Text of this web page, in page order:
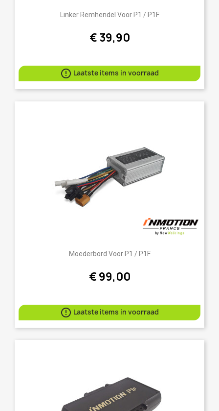
Linker Remhendel Voor P1 / P1F
€ 39,90
 Laatste items in voorraad
Moederbord Voor P1 / P1F
€ 99,00
 Laatste items in voorraad